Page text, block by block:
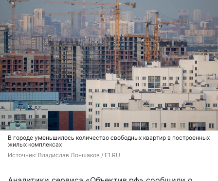
В городе уменьшилось количество свободных квартир в построенных
жилых комплексах
Источник: Владислав Лоншаков / E1.RU